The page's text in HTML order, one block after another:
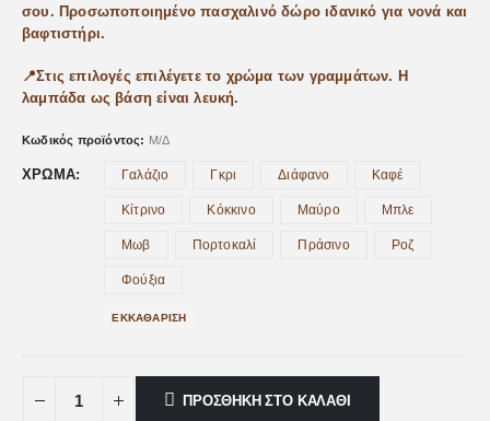
σου. Προσωποποιημένο πασχαλινό δώρο ιδανικό για νονά και
βαφτιστήρι.
📍Στις επιλογές επιλέγετε το χρώμα των γραμμάτων. Η
λαμπάδα ως βάση είναι λευκή.
Κωδικός προϊόντος: Μ/Δ
ΧΡΏΜΑ Γαλάζιο Γκρι Διάφανο Καφέ
Κίτρινο Κόκκινο Μαύρο Μπλε
Μωβ Πορτοκαλί Πράσινο Ροζ
Φούξια
ΕΚΚΑΘΆΡΙΣΗ
ΠΡΟΣΘΉΚΗ ΣΤΟ ΚΑΛΆΘΙ